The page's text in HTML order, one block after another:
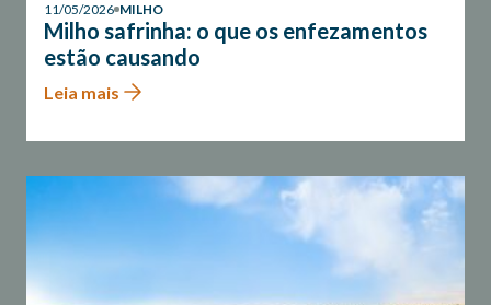
11/05/2026 MILHO
Milho safrinha: o que os enfezamentos
estão causando
Leia mais